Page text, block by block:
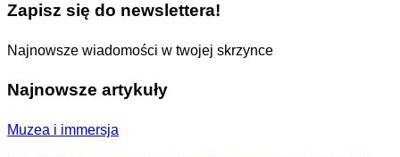
Zapisz się do newslettera!
Najnowsze wiadomości w twojej skrzynce
Najnowsze artykuły
Muzea i immersja